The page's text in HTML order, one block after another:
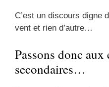
C’est un discours digne
vent et rien d’autre…
Passons donc aux
secondaires…